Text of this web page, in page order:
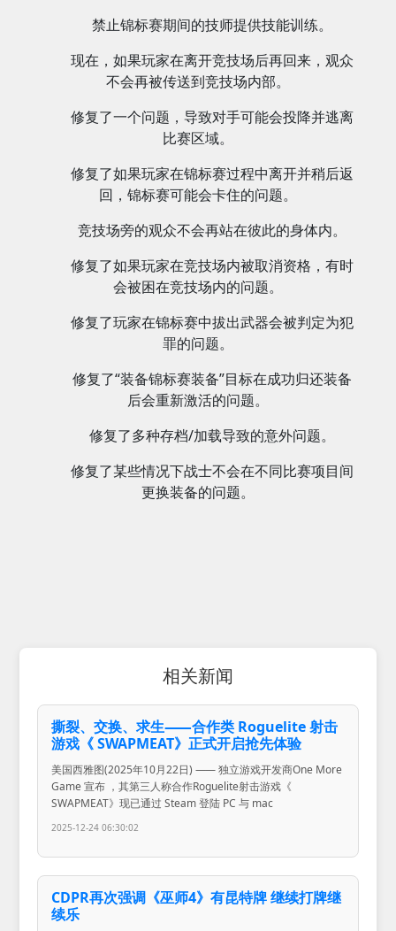
禁止锦标赛期间的技师提供技能训练。
现在，如果玩家在离开竞技场后再回来，观众
不会再被传送到竞技场内部。
修复了一个问题，导致对手可能会投降并逃离
比赛区域。
修复了如果玩家在锦标赛过程中离开并稍后返
回，锦标赛可能会卡住的问题。
竞技场旁的观众不会再站在彼此的身体内。
修复了如果玩家在竞技场内被取消资格，有时
会被困在竞技场内的问题。
修复了玩家在锦标赛中拔出武器会被判定为犯
罪的问题。
修复了“装备锦标赛装备”目标在成功归还装备
后会重新激活的问题。
修复了多种存档/加载导致的意外问题。
修复了某些情况下战士不会在不同比赛项目间
更换装备的问题。
相关新闻
撕裂、交换、求生⸺合作类 Roguelite 射击
游戏《 SWAPMEAT》正式开启抢先体验
美国西雅图(2025年10月22日) ⸺ 独立游戏开发商One More
Game 宣布 ，其第三人称合作Roguelite射击游戏《
SWAPMEAT》现已通过 Steam 登陆 PC 与 mac
2025-12-24 06:30:02
CDPR再次强调《巫师4》有昆特牌 继续打牌继
续乐